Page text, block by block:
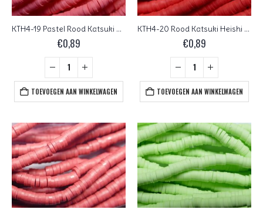
KTH4-19 Pastel Rood Katsuki Heishi Disc Beads 4 mm
€0,89
TOEVOEGEN AAN WINKELWAGEN
KTH4-20 Rood Katsuki Heishi Disc Beads 4 mm
€0,89
TOEVOEGEN AAN WINKELWAGEN